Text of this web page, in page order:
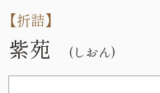
【折詰】
紫苑 (しおん)